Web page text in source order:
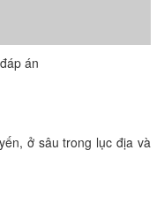
án
ở sâu trong lục địa và